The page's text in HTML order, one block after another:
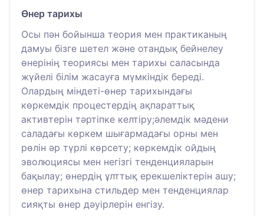
Өнер тарихы
Осы пән бойынша теория мен практиканың
дамуы бізге шетел және отандық бейнелеу
өнерінің теориясы мен тарихы саласында
жүйелі білім жасауға мүмкіндік береді.
Олардың міндеті-өнер тарихындағы
көркемдік процестердің ақпараттық
активтерін тәртіпке келтіру;әлемдік мәдени
саладағы көркем шығармадағы орны мен
рөлін әр түрлі көрсету; көркемдік ойдың
эволюциясы мен негізгі тенденцияларын
бақылау; өнердің ұлттық ерекшеліктерін ашу;
өнер тарихына стильдер мен тенденциялар
сияқты өнер дәуірлерін енгізу.